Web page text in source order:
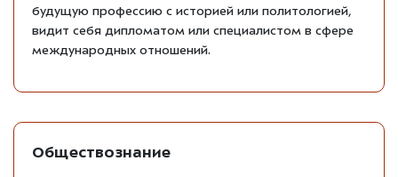
будущую профессию с историей или политологией,
видит себя дипломатом или специалистом в сфере
международных отношений.
Обществознание